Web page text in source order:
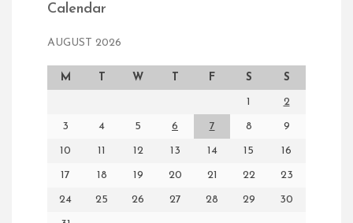
Calendar
AUGUST 2026
M W F S S
1 2
3 4 5 6 7 8 9
10 11 12 13 14 15 16
17 18 19 20 21 22 23
24 25 26 27 28 29 30